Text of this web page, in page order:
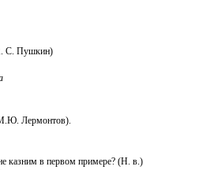
С. Пушкин)
Лермонтов).
казним в первом примере? (Н. в.)